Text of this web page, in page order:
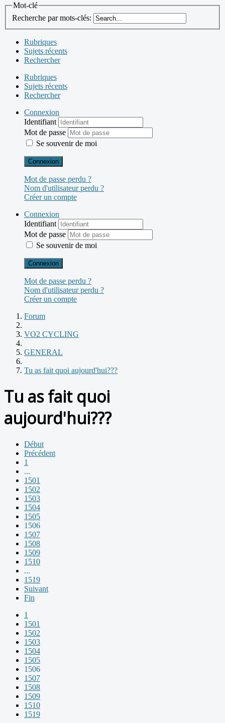
Mot-clé
Recherche par mots-clés:
Rubriques
Sujets récents
Rechercher
Rubriques
Sujets récents
Rechercher
Connexion
Identifiant
Mot de passe
Se souvenir de moi
Connexion
Mot de passe perdu ?
Nom d'utilisateur perdu ?
Créer un compte
Connexion
Identifiant
Mot de passe
Se souvenir de moi
Connexion
Mot de passe perdu ?
Nom d'utilisateur perdu ?
Créer un compte
Forum
VO2 CYCLING
GENERAL
Tu as fait quoi aujourd'hui???
Tu as fait quoi
aujourd'hui???
Début
Précédent
1
...
1501
1502
1503
1504
1505
1506
1507
1508
1509
1510
...
1519
Suivant
Fin
1
1501
1502
1503
1504
1505
1506
1507
1508
1509
1510
1519